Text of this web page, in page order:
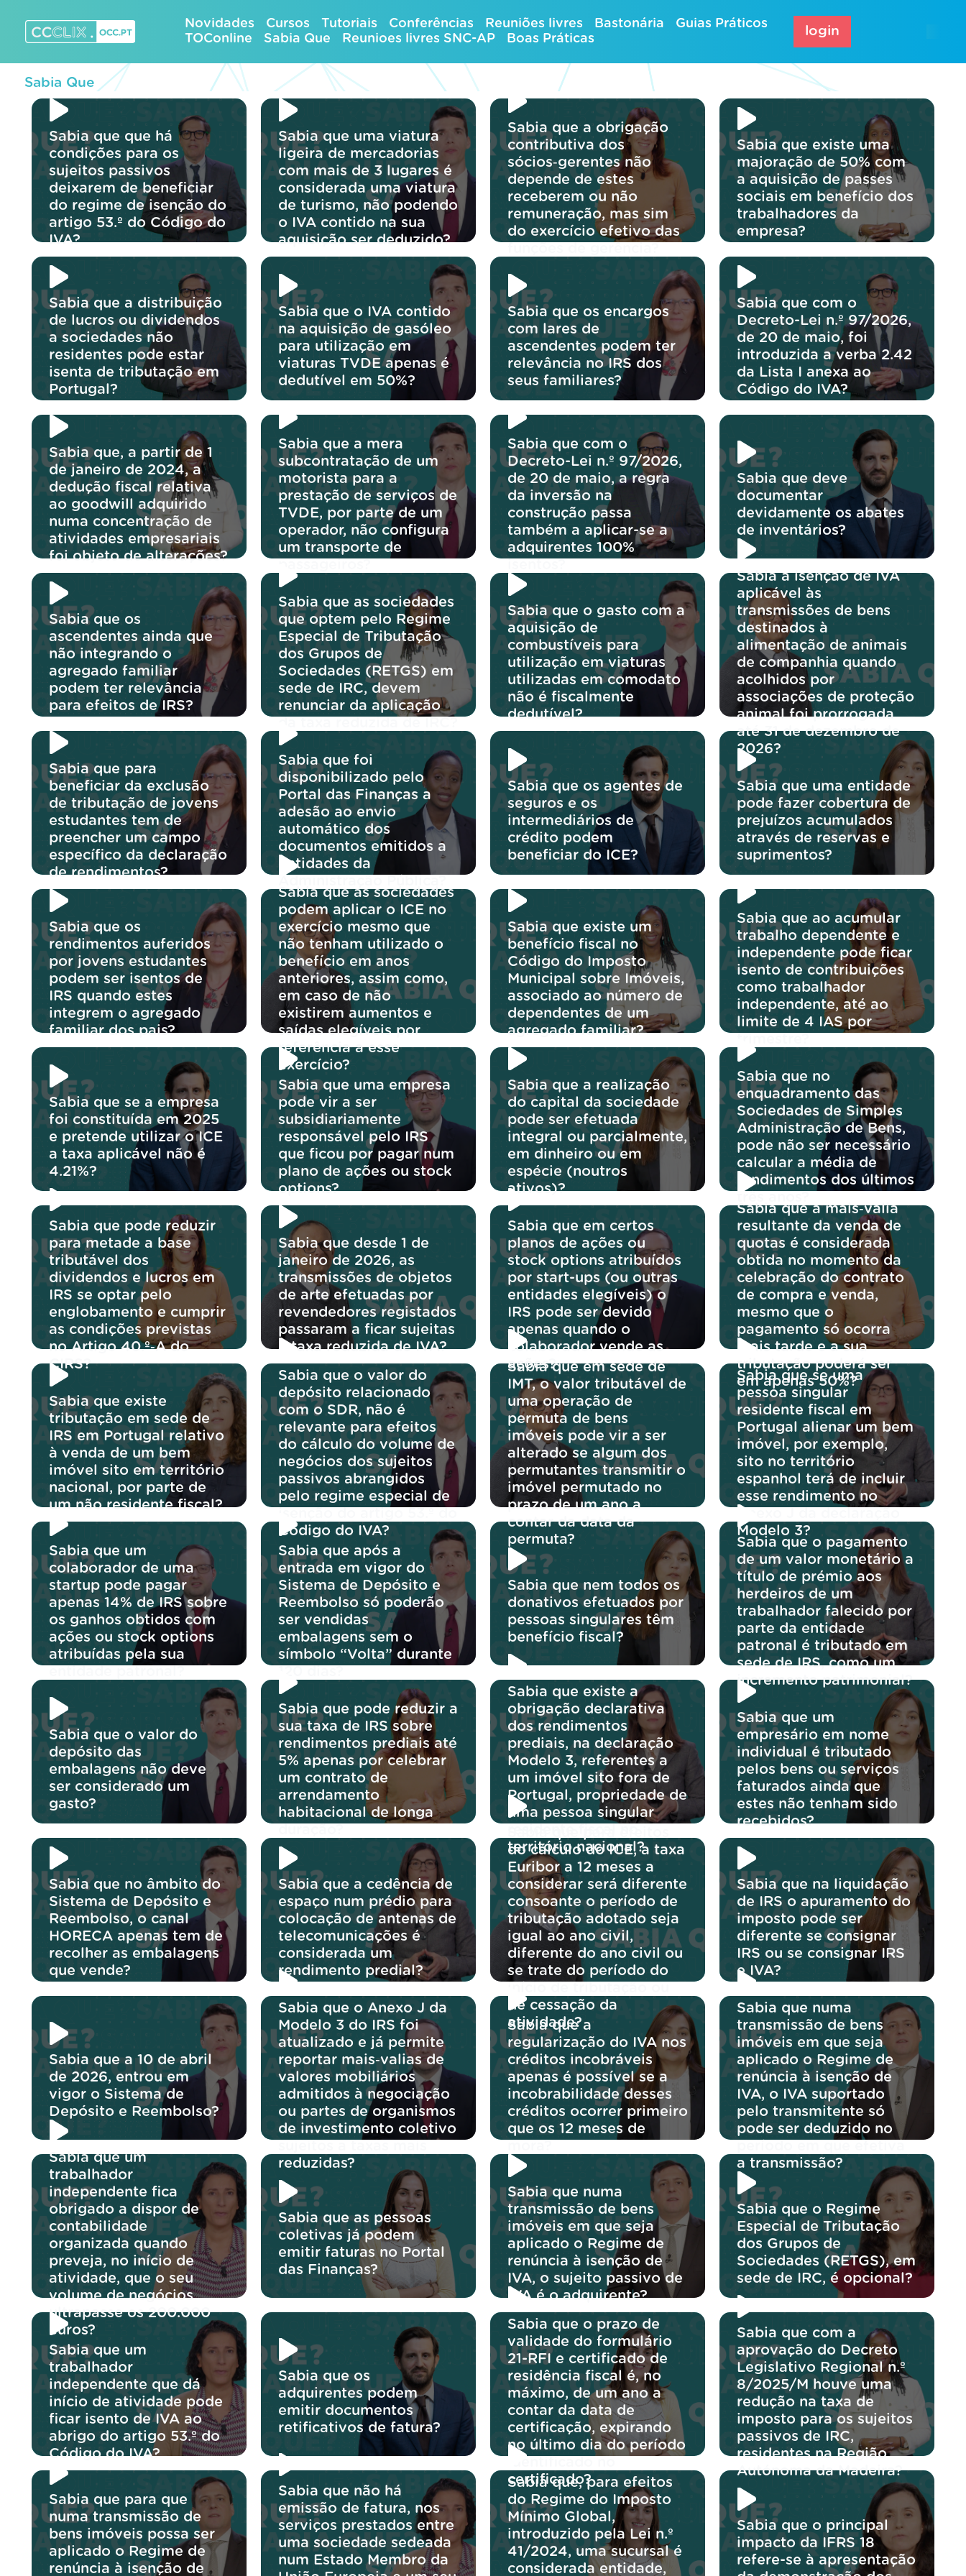
content
Novidades Cursos Tutoriais Conferências Reuniões livres Bastonária
Guias Práticos
TOConline
Sabia Que Reunioes livres SNC-AP Boas Práticas
login
Sabia Que
Sabia que que há
condições para os
sujeitos passivos
deixarem de beneficiar
do regime de isenção do
artigo 53.º do Código do
IVA?
Sabia que uma viatura
ligeira de mercadorias
com mais de 3 lugares é
considerada uma viatura
de turismo, não podendo
o IVA contido na sua
aquisição ser deduzido?
Sabia que a obrigação
contributiva dos
sócios‑gerentes não
depende de estes
receberem ou não
remuneração, mas sim
do exercício efetivo das
Sabia que existe uma
majoração de 50% com
a aquisição de passes
sociais em benefício dos
trabalhadores da
empresa?
Sabia que a distribuição
de lucros ou dividendos
a sociedades não
residentes pode estar
isenta de tributação em
Portugal?
Sabia que o IVA contido
na aquisição de gasóleo
para utilização em
viaturas TVDE apenas é
dedutível em 50%?
Sabia que os encargos
com lares de
ascendentes podem ter
relevância no IRS dos
seus familiares?
Sabia que com o
Decreto-Lei n.º 97/2026,
de 20 de maio, foi
introduzida a verba 2.42
da Lista I anexa ao
Código do IVA?
Sabia que, a partir de 1
de janeiro de 2024, a
dedução fiscal relativa
ao goodwill adquirido
numa concentração de
atividades empresariais
foi objeto de alterações?
Sabia que a mera
subcontratação de um
motorista para a
prestação de serviços de
TVDE, por parte de um
operador, não configura
um transporte de
Sabia que com o
Decreto-Lei n.º 97/2026,
de 20 de maio, a regra
da inversão na
construção passa
também a aplicar-se a
adquirentes 100%
Sabia que deve
documentar
devidamente os abates
de inventários?
Sabia que os
ascendentes ainda que
não integrando o
agregado familiar
podem ter relevância
para efeitos de IRS?
Sabia que as sociedades
que optem pelo Regime
Especial de Tributação
dos Grupos de
Sociedades (RETGS) em
sede de IRC, devem
renunciar da aplicação
Sabia que o gasto com a
aquisição de
combustíveis para
utilização em viaturas
utilizadas em comodato
não é fiscalmente
dedutível?
Sabia a isenção de IVA
aplicável às
transmissões de bens
destinados à
alimentação de animais
de companhia quando
acolhidos por
associações de proteção
animal foi prorrogada
até 31 de dezembro de
2026?
Sabia que para
beneficiar da exclusão
de tributação de jovens
estudantes tem de
preencher um campo
específico da declaração
de rendimentos?
Sabia que foi
disponibilizado pelo
Portal das Finanças a
adesão ao envio
automático dos
documentos emitidos a
entidades da
Sabia que os agentes de
seguros e os
intermediários de
crédito podem
beneficiar do ICE?
Sabia que uma entidade
pode fazer cobertura de
prejuízos acumulados
através de reservas e
suprimentos?
Sabia que os
rendimentos auferidos
por jovens estudantes
podem ser isentos de
IRS quando estes
integrem o agregado
familiar dos pais?
Sabia que as sociedades
podem aplicar o ICE no
exercício mesmo que
não tenham utilizado o
benefício em anos
anteriores, assim como,
em caso de não
existirem aumentos e
saídas elegíveis por
referência a esse
exercício?
Sabia que existe um
benefício fiscal no
Código do Imposto
Municipal sobre Imóveis,
associado ao número de
dependentes de um
agregado familiar?
Sabia que ao acumular
trabalho dependente e
independente pode ficar
isento de contribuições
como trabalhador
independente, até ao
limite de 4 IAS por
Sabia que se a empresa
foi constituída em 2025
e pretende utilizar o ICE
a taxa aplicável não é
4.21%?
Sabia que uma empresa
pode vir a ser
subsidiariamente
responsável pelo IRS
que ficou por pagar num
plano de ações ou stock
options?
Sabia que a realização
do capital da sociedade
pode ser efetuada
integral ou parcialmente,
em dinheiro ou em
espécie (noutros
ativos)?
Sabia que no
enquadramento das
Sociedades de Simples
Administração de Bens,
pode não ser necessário
calcular a média de
rendimentos dos últimos
Sabia que pode reduzir
para metade a base
tributável dos
dividendos e lucros em
IRS se optar pelo
englobamento e cumprir
as condições previstas
no Artigo 40.º‑A do
CIRS?
Sabia que desde 1 de
janeiro de 2026, as
transmissões de objetos
de arte efetuadas por
revendedores registados
passaram a ficar sujeitas
à taxa reduzida de IVA?
Sabia que em certos
planos de ações ou
stock options atribuídos
por start-ups (ou outras
entidades elegíveis) o
IRS pode ser devido
apenas quando o
colaborador vende as
ações?
Sabia que a mais‑valia
resultante da venda de
quotas é considerada
obtida no momento da
celebração do contrato
de compra e venda,
mesmo que o
pagamento só ocorra
mais tarde e a sua
tributação poderá ser
em apenas 50%?
Sabia que existe
tributação em sede de
IRS em Portugal relativo
à venda de um bem
imóvel sito em território
nacional, por parte de
um não residente fiscal?
Sabia que o valor do
depósito relacionado
com o SDR, não é
relevante para efeitos
do cálculo do volume de
negócios dos sujeitos
passivos abrangidos
pelo regime especial de
Código do IVA?
Sabia que em sede de
IMT, o valor tributável de
uma operação de
permuta de bens
imóveis pode vir a ser
alterado se algum dos
permutantes transmitir o
imóvel permutado no
prazo de um ano a
contar da data da
permuta?
Sabia que se uma
pessoa singular
residente fiscal em
Portugal alienar um bem
imóvel, por exemplo,
sito no território
espanhol terá de incluir
esse rendimento no
Modelo 3?
Sabia que um
colaborador de uma
startup pode pagar
apenas 14% de IRS sobre
os ganhos obtidos com
ações ou stock options
atribuídas pela sua
Sabia que após a
entrada em vigor do
Sistema de Depósito e
Reembolso só poderão
ser vendidas
embalagens sem o
símbolo “Volta” durante
Sabia que nem todos os
donativos efetuados por
pessoas singulares têm
benefício fiscal?
Sabia que o pagamento
de um valor monetário a
título de prémio aos
herdeiros de um
trabalhador falecido por
parte da entidade
patronal é tributado em
sede de IRS, como um
incremento patrimonial?
Sabia que o valor do
depósito das
embalagens não deve
ser considerado um
gasto?
Sabia que pode reduzir a
sua taxa de IRS sobre
rendimentos prediais até
5% apenas por celebrar
um contrato de
arrendamento
habitacional de longa
Sabia que existe a
obrigação declarativa
dos rendimentos
prediais, na declaração
Modelo 3, referentes a
um imóvel sito fora de
Portugal, propriedade de
uma pessoa singular
território nacional?
Sabia que um
empresário em nome
individual é tributado
pelos bens ou serviços
faturados ainda que
estes não tenham sido
recebidos?
Sabia que no âmbito do
Sistema de Depósito e
Reembolso, o canal
HORECA apenas tem de
recolher as embalagens
que vende?
Sabia que a cedência de
espaço num prédio para
colocação de antenas de
telecomunicações é
considerada um
rendimento predial?
do cálculo do ICE, a taxa
Euribor a 12 meses a
considerar será diferente
consoante o período de
tributação adotado seja
igual ao ano civil,
diferente do ano civil ou
se trate do período do
de cessação da
atividade?
Sabia que na liquidação
de IRS o apuramento do
imposto pode ser
diferente se consignar
IRS ou se consignar IRS
e IVA?
Sabia que a 10 de abril
de 2026, entrou em
vigor o Sistema de
Depósito e Reembolso?
Sabia que o Anexo J da
Modelo 3 do IRS foi
atualizado e já permite
reportar mais‑valias de
valores mobiliários
admitidos à negociação
ou partes de organismos
de investimento coletivo
reduzidas?
Sabia que a
regularização do IVA nos
créditos incobráveis
apenas é possível se a
incobrabilidade desses
créditos ocorrer primeiro
que os 12 meses de
Sabia que numa
transmissão de bens
imóveis em que seja
aplicado o Regime de
renúncia à isenção de
IVA, o IVA suportado
pelo transmitente só
pode ser deduzido no
a transmissão?
Sabia que um
trabalhador
independente fica
obrigado a dispor de
contabilidade
organizada quando
preveja, no início de
atividade, que o seu
volume de negócios
ultrapasse os 200.000
euros?
Sabia que as pessoas
coletivas já podem
emitir faturas no Portal
das Finanças?
Sabia que numa
transmissão de bens
imóveis em que seja
aplicado o Regime de
renúncia à isenção de
IVA, o sujeito passivo de
IVA é o adquirente?
Sabia que o Regime
Especial de Tributação
dos Grupos de
Sociedades (RETGS), em
sede de IRC, é opcional?
Sabia que um
trabalhador
independente que dá
início de atividade pode
ficar isento de IVA ao
abrigo do artigo 53.º do
Código do IVA?
Sabia que os
adquirentes podem
emitir documentos
retificativos de fatura?
Sabia que o prazo de
validade do formulário
21-RFI e certificado de
residência fiscal é, no
máximo, de um ano a
contar da data de
certificação, expirando
no último dia do período
certificado?
Sabia que com a
aprovação do Decreto
Legislativo Regional n.º
8/2025/M houve uma
redução na taxa de
imposto para os sujeitos
passivos de IRC,
residentes na Região
Autónoma da Madeira?
Sabia que para que
numa transmissão de
bens imóveis possa ser
aplicado o Regime de
renúncia à isenção de
Sabia que não há
emissão de fatura, nos
serviços prestados entre
uma sociedade sedeada
num Estado Membro da
Sabia que, para efeitos
do Regime do Imposto
Mínimo Global,
introduzido pela Lei n.º
41/2024, uma sucursal é
considerada entidade,
Sabia que o principal
impacto da IFRS 18
refere-se à apresentação